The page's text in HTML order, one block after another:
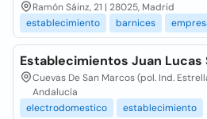
Ramón Sáinz, 21 | 28025, Madrid
establecimiento
barnices
Establecimientos Juan Lucas
Cuevas De San Marcos (pol. Ind.
Andalucía
electrodomestico
establecimiento